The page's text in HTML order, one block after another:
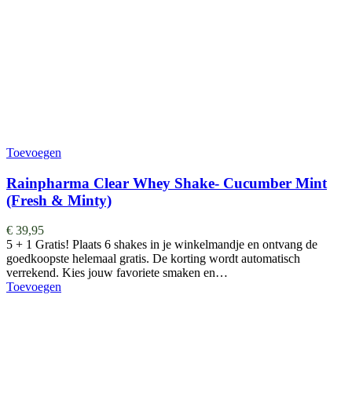
Toevoegen
Rainpharma Clear Whey Shake- Cucumber Mint
(Fresh & Minty)
€ 39,95
5 + 1 Gratis! Plaats 6 shakes in je winkelmandje en ontvang de
goedkoopste helemaal gratis. De korting wordt automatisch
verrekend. Kies jouw favoriete smaken en…
Toevoegen